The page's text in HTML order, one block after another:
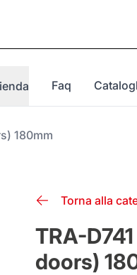
Faq
180mm
Torna alla
TRA-
doors)